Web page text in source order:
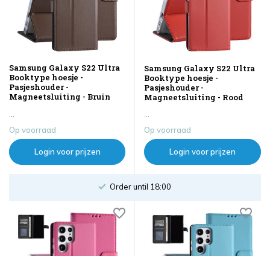
Samsung Galaxy S22 Ultra
Booktype hoesje -
Pasjeshouder -
Magneetsluiting - Bruin
Op voorraad
Login voor prijzen
Samsung Galaxy S22 Ultra
Booktype hoesje -
Pasjeshouder -
Magneetsluiting - Rood
Op voorraad
Login voor prijzen
Order until 18:00